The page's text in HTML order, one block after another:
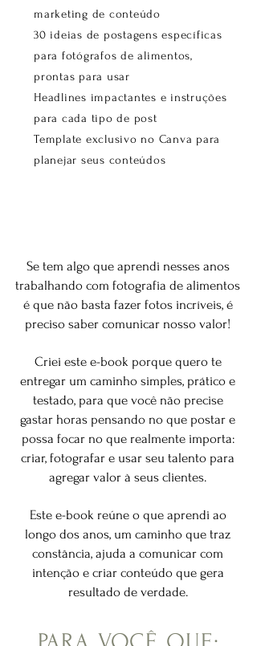
marketing de conteúdo
30 ideias de postagens específicas
para fotógrafos de alimentos,
prontas para usar
Headlines impactantes e instruções
para cada tipo de post
Template exclusivo no Canva para
planejar seus conteúdos
Se tem algo que aprendi nesses anos
trabalhando com fotografia de alimentos
é que não basta fazer fotos incríveis, é
preciso saber comunicar nosso valor!
Criei este e-book porque quero te
entregar um caminho simples, prático e
testado, para que você não precise
gastar horas pensando no que postar e
possa focar no que realmente importa:
criar, fotografar e usar seu talento para
agregar valor à seus clientes.
Este e-book reúne o que aprendi ao
longo dos anos, um caminho que traz
constância, ajuda a comunicar com
intenção e criar conteúdo que gera
resultado de verdade.